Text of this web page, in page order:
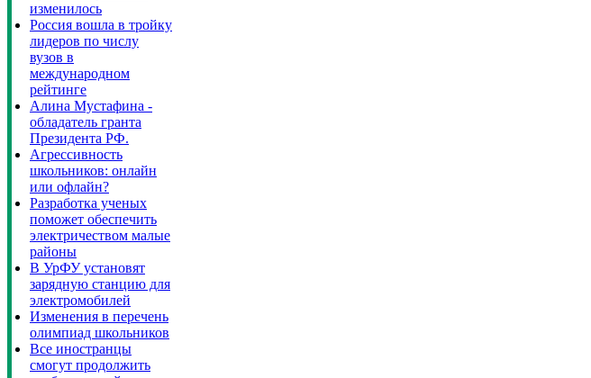
изменилось
Россия вошла в тройку
лидеров по числу
вузов в
международном
рейтинге
Алина Мустафина -
обладатель гранта
Президента РФ.
Агрессивность
школьников: онлайн
или офлайн?
Разработка ученых
поможет обеспечить
электричеством малые
районы
В УрФУ установят
зарядную станцию для
электромобилей
Изменения в перечень
олимпиад школьников
Все иностранцы
смогут продолжить